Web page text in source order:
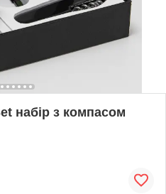
набір з компасом